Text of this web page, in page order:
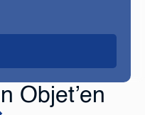
Objet’en